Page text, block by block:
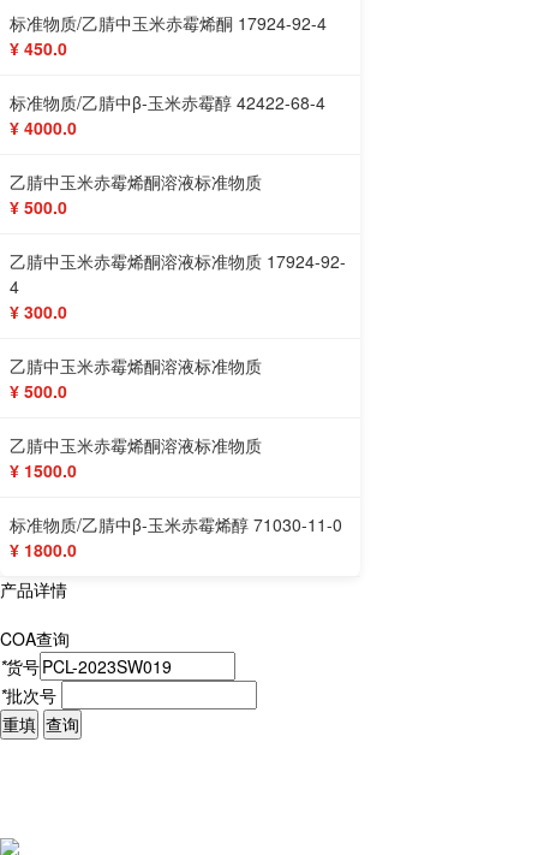
标准物质/乙腈中玉米赤霉烯酮 17924-92-4
¥ 450.0
标准物质/乙腈中β-玉米赤霉醇 42422-68-4
¥ 4000.0
乙腈中玉米赤霉烯酮溶液标准物质
¥ 500.0
乙腈中玉米赤霉烯酮溶液标准物质 17924-92-
4
¥ 300.0
乙腈中玉米赤霉烯酮溶液标准物质
¥ 500.0
乙腈中玉米赤霉烯酮溶液标准物质
¥ 1500.0
标准物质/乙腈中β-玉米赤霉烯醇 71030-11-0
¥ 1800.0
产品详情
COA查询
*货号
*批次号
重填 查询